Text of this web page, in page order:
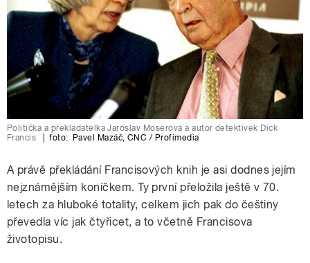
Politička a překladatelka Jaroslav Moserová a autor detektivek Dick
Francis
foto: Pavel Mazáč, CNC / Profimedia
A právě překládání Francisových knih je asi dodnes jejím
nejznámějším koníčkem. Ty první přeložila ještě v 70.
letech za hluboké totality, celkem jich pak do češtiny
převedla víc jak čtyřicet, a to včetně Francisova
životopisu.